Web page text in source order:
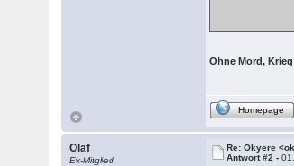
Ohne Mord,
Homepage
Olaf
Ex-Mitglied
Re: Okyere
Antwort #2 -